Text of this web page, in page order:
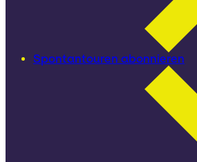
Spontantouren abonnieren